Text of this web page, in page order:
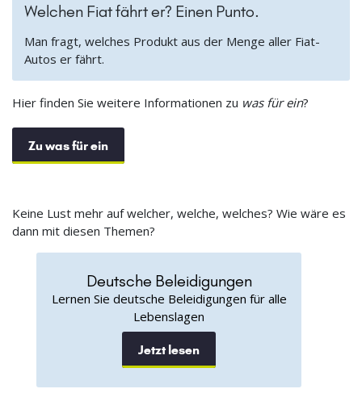
Welchen Fiat fährt er? Einen Punto.
Man fragt, welches Produkt aus der Menge aller Fiat-
Autos er fährt.
Hier finden Sie weitere Informationen zu was für ein?
Zu was für ein
Keine Lust mehr auf welcher, welche, welches? Wie wäre es
dann mit diesen Themen?
Deutsche Beleidigungen
Lernen Sie deutsche Beleidigungen für alle
Lebenslagen
Jetzt lesen